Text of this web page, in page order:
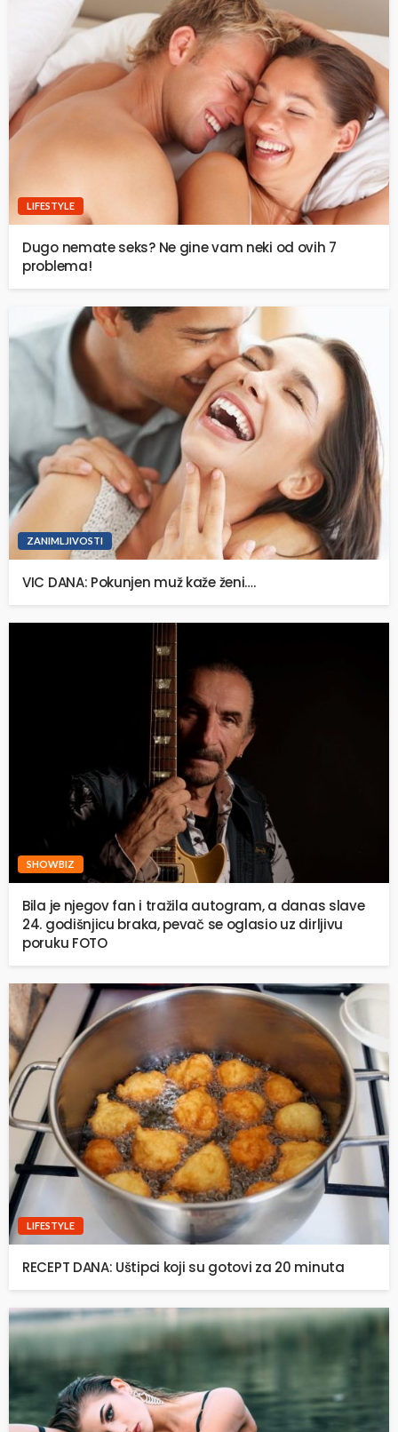
LIFESTYLE
Dugo nemate seks? Ne gine vam neki od ovih 7
problema!
ZANIMLJIVOSTI
VIC DANA: Pokunjen muž kaže ženi….
SHOWBIZ
Bila je njegov fan i tražila autogram, a danas slave
24. godišnjicu braka, pevač se oglasio uz dirljivu
poruku FOTO
LIFESTYLE
RECEPT DANA: Uštipci koji su gotovi za 20 minuta